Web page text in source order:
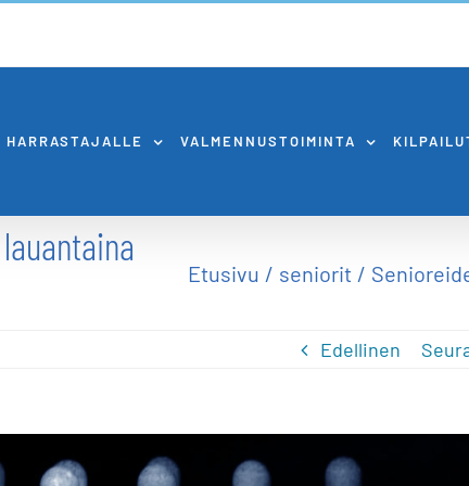
HARRASTAJALLE VALMENNUSTOIMINTA
Etusivu seniorit
Edellinen